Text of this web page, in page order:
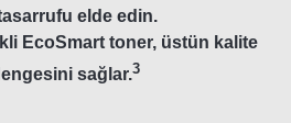
elde edin.
EcoSmart toner, üstün kalite
sağlar.3